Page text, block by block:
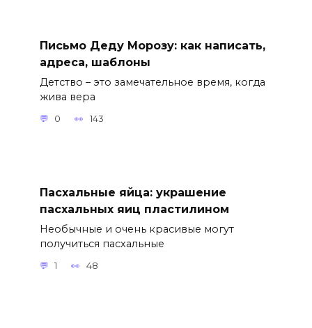
Письмо Деду Морозу: как написать,
адреса, шаблоны
Детство – это замечательное время, когда
жива вера
0 143
Пасхальные яйца: украшение
пасхальных яиц пластилином
Необычные и очень красивые могут
получиться пасхальные
1 48